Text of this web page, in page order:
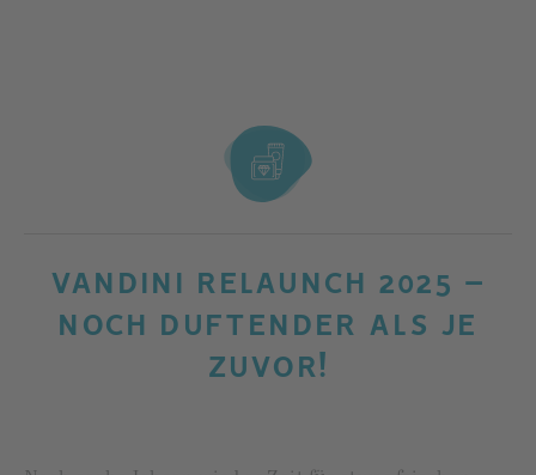
VANDINI RELAUNCH 2025 –
NOCH DUFTENDER ALS JE
ZUVOR!